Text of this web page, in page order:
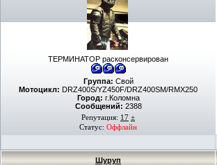
ТЕРМИНАТОР расконсервирован
Группа: Свой
Мотоцикл: DRZ400S/YZ450F/DRZ400SM/RMX250
Город: г.Коломна
Сообщений: 2388
Репутация: 17 ±
Статус: Оффлайн
Шуруп